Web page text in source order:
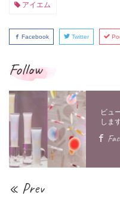
アイエム
Facebook Twitter
Follow
« Prev